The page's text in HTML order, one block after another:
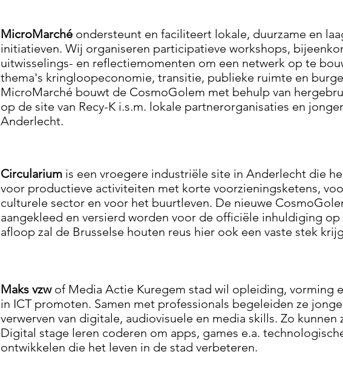
MicroMarché ondersteunt en faciliteert lokale, duurzame en
initiatieven. Wij organiseren participatieve workshops,
uitwisselings- en reflectiemomenten om een netwerk op te
thema's kringloopeconomie, transitie, publieke ruimte en
MicroMarché bouwt de CosmoGolem met behulp van
op de site van Recy-K i.s.m. lokale partnerorganisaties en
Anderlecht.
Circularium is een vroegere industriële site in Anderlecht die
voor productieve activiteiten met korte voorzieningsketens,
culturele sector en voor het buurtleven. De nieuwe
aangekleed en versierd worden voor de officiële inhuldiging op
afloop zal de Brusselse houten reus hier ook een vaste stek
Maks vzw of Media Actie Kuregem stad wil opleiding, vorming
in ICT promoten. Samen met professionals begeleiden ze
verwerven van digitale, audiovisuele en media skills. Zo kunnen
Digital stage leren coderen om apps, games e.a.
ontwikkelen die het leven in de stad verbeteren.